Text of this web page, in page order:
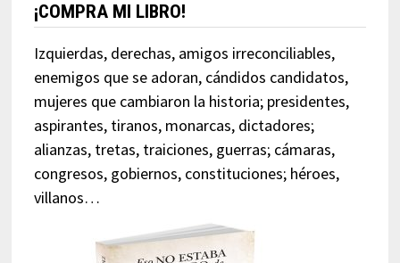
¡COMPRA MI LIBRO!
Izquierdas, derechas, amigos irreconciliables,
enemigos que se adoran, cándidos candidatos,
mujeres que cambiaron la historia; presidentes,
aspirantes, tiranos, monarcas, dictadores;
alianzas, tretas, traiciones, guerras; cámaras,
congresos, gobiernos, constituciones; héroes,
villanos…